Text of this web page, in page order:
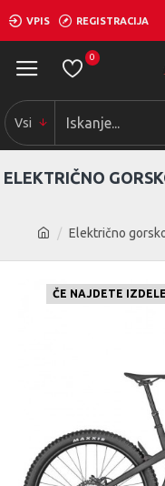
VPIS REGISTRACIJA
0
Vsi
Električno
ELEKTRIČNO
ČE NAJDETE